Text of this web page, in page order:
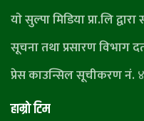
याे सुल्पा मिडिया प्रा.लि
सूचना तथा प्रसारण विभाग
प्रेस काउन्सिल सूचीकरण नं.
हाम्राे टिम